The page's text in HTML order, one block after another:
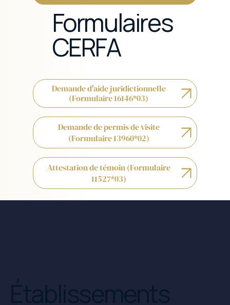
Formulaires
CERFA
Demande d'aide juridictionnelle
(Formulaire 16146*03)
Demande de permis de visite
(Formulaire 13960*02)
Attestation de témoin (Formulaire
11527*03)
Établissements